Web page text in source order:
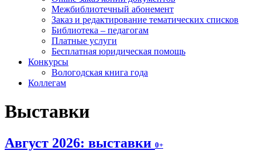
Межбиблиотечный абонемент
Заказ и редактирование тематических списков
Библиотека – педагогам
Платные услуги
Бесплатная юридическая помощь
Конкурсы
Вологодская книга года
Коллегам
Выставки
Август 2026: выставки 0+